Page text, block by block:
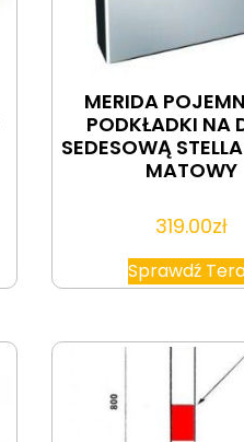
MERIDA
PODKŁADKI NA
SEDESOWĄ
MATOWY
319.00zł
Sprawdź